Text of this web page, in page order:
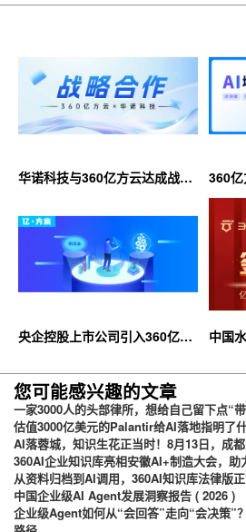
华诺科技与360亿方云达成战略
360
大限
央企控股上市公司引入360亿方
台
中国
您可能感兴趣的文章
一家3000人的头部律所，想给自己留下点“
估值3000亿美元的Palantir给AI落地指明了
AI落蓉城，知识生花正当时！8月13日，成
360AI企业知识库亮相安徽AI+制造大会，助
从资料归档到AI调用，360AI知识库法律版
中国企业级AI Agent发展洞察报告 ( 2026 )
企业级Agent如何从“会回答”走向“会决策”